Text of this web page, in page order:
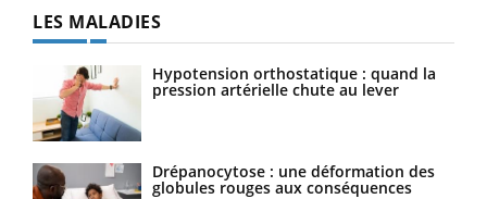
LES MALADIES
Hypotension orthostatique : quand la
pression artérielle chute au lever
Drépanocytose : une déformation des
globules rouges aux conséquences